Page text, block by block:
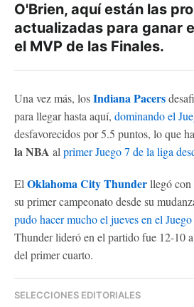
O'Brien, aquí están las
actualizadas para ganar
el MVP de las Finales.
Una vez más, losIndiana Pacers
para llegar hasta aquí, dominando el
desfavorecidos por 5.5 puntos, lo que
la NBA al primer Juego 7 de la liga
El Oklahoma City Thunderllegó con
su primer campeonato desde su
pudo hacer mucho el jueves en el
Thunder lideró en el partido fue 12-10
del primer cuarto.
SELECCIONES EDITORIALES